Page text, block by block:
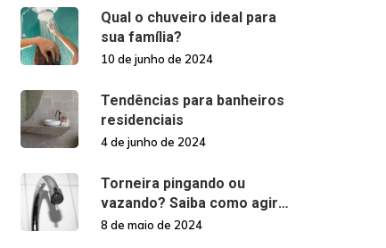
Qual o chuveiro ideal para
sua família?
10 de junho de 2024
Tendências para banheiros
residenciais
4 de junho de 2024
Torneira pingando ou
vazando? Saiba como agir
nessas situações!
8 de maio de 2024